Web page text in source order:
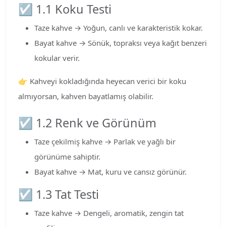
☑️ 1.1 Koku Testi
Taze kahve → Yoğun, canlı ve karakteristik kokar.
Bayat kahve → Sönük, topraksı veya kağıt benzeri
kokular verir.
👉 Kahveyi kokladığında heyecan verici bir koku
almıyorsan, kahven bayatlamış olabilir.
☑️ 1.2 Renk ve Görünüm
Taze çekilmiş kahve → Parlak ve yağlı bir
görünüme sahiptir.
Bayat kahve → Mat, kuru ve cansız görünür.
☑️ 1.3 Tat Testi
Taze kahve → Dengeli, aromatik, zengin tat